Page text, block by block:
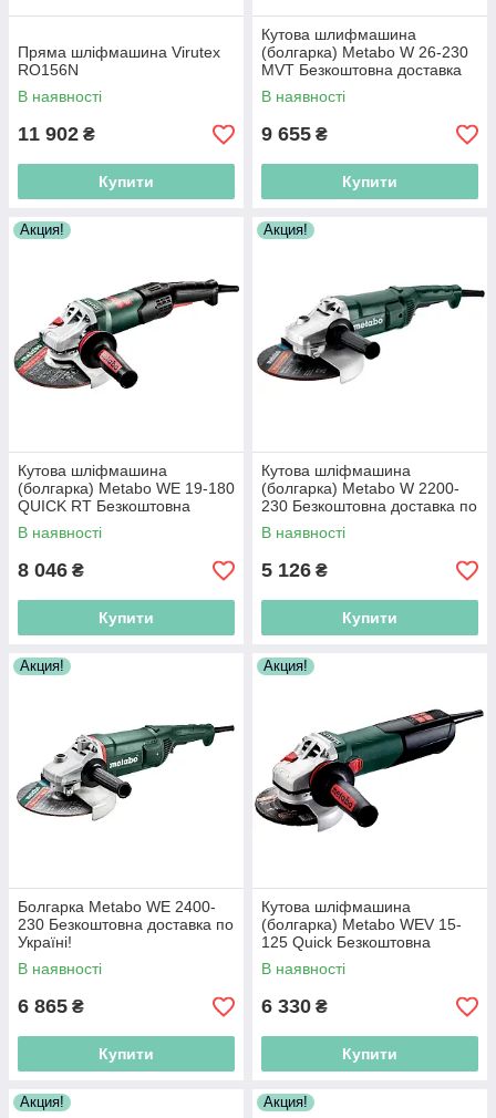
Пряма шліфмашина Virutex
RO156N
В наявності
11 902 ₴
Купити
Кутова шлифмашина
(болгарка) Metabo W 26-230
MVT Безкоштовна доставка
по Україні!
В наявності
9 655 ₴
Купити
Акция!
Кутова шліфмашина
(болгарка) Metabo WE 19-180
QUICK RT Безкоштовна
доставка по Україні!
В наявності
8 046 ₴
Купити
Акция!
Кутова шліфмашина
(болгарка) Metabo W 2200-
230 Безкоштовна доставка по
Україні!
В наявності
5 126 ₴
Купити
Акция!
Болгарка Metabo WE 2400-
230 Безкоштовна доставка по
Україні!
В наявності
6 865 ₴
Купити
Акция!
Кутова шліфмашина
(болгарка) Metabo WEV 15-
125 Quick Безкоштовна
доставка по Україні!
В наявності
6 330 ₴
Купити
Акция! Акция!